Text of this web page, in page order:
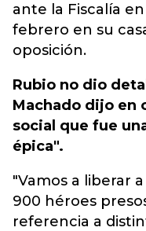
ante la Fiscalía
febrero en su
oposición.
Rubio no dio
Machado dijo en
social que fue
épica".
"Vamos a liberar
900 héroes
referencia a